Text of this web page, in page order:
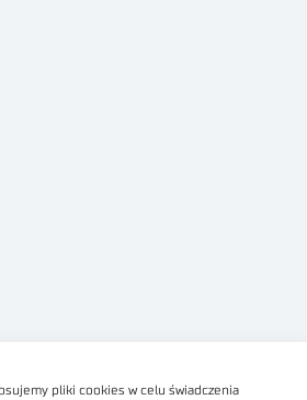
pliki cookies w celu świadczenia